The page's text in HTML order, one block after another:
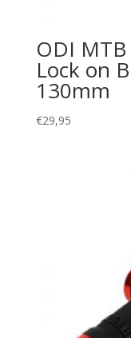
ODI
Lock on
130mm
€29,95